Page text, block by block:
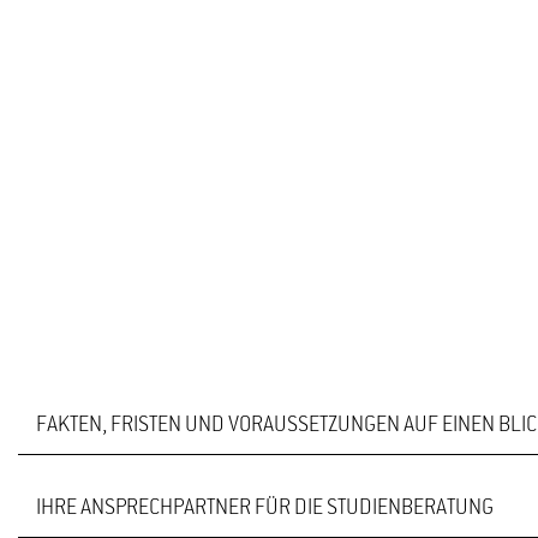
FAKTEN, FRISTEN UND VORAUSSETZUNGEN AUF EINEN
STUDIENABSCHLUSS Master of Science
IHRE ANSPRECHPARTNER FÜR DIE STUDIENBERATUNG